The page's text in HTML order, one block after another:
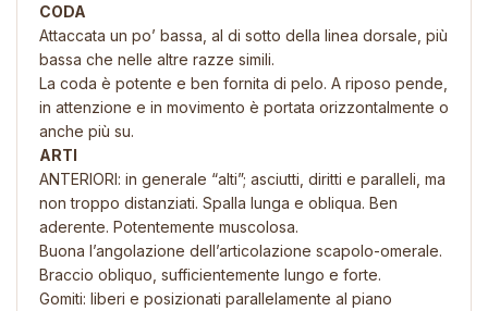
CODA
Attaccata un po’ bassa, al di sotto della linea dorsale, più
bassa che nelle altre razze simili.
La coda è potente e ben fornita di pelo. A riposo pende,
in attenzione e in movimento è portata orizzontalmente o
anche più su.
ARTI
ANTERIORI: in generale “alti”; asciutti, diritti e paralleli, ma
non troppo distanziati. Spalla lunga e obliqua. Ben
aderente. Potentemente muscolosa.
Buona l’angolazione dell’articolazione scapolo-omerale.
Braccio obliquo, sufficientemente lungo e forte.
Gomiti: liberi e posizionati parallelamente al piano